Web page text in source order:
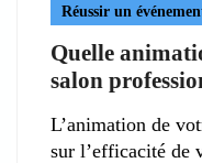
Réussir un
Quelle
salon
L’animation de
sur l’efficacité de